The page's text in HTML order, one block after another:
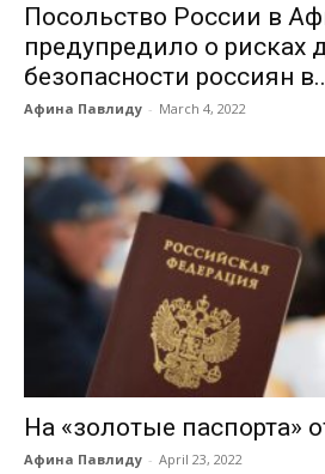
Посольство России в
предупредило о рисках
безопасности россиян
Афина Павлиду - March 4, 2022
На «золотые паспорта»
Афина Павлиду - April 23, 2022